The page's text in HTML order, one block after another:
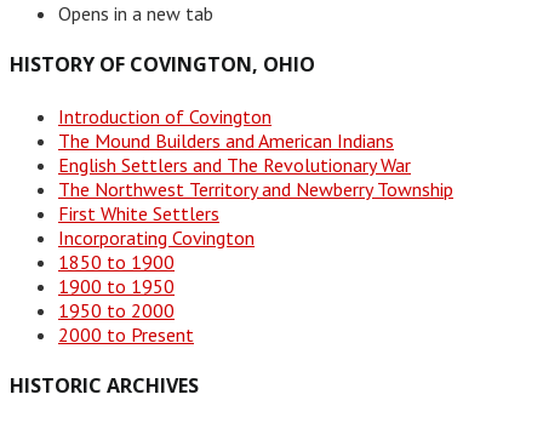
Opens in a new tab
HISTORY OF COVINGTON, OHIO
Introduction of Covington
The Mound Builders and American Indians
English Settlers and The Revolutionary War
The Northwest Territory and Newberry Township
First White Settlers
Incorporating Covington
1850 to 1900
1900 to 1950
1950 to 2000
2000 to Present
HISTORIC ARCHIVES